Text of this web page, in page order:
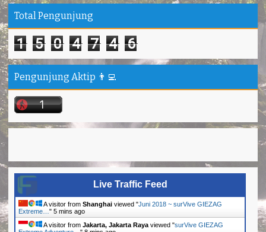
Total Pengunjung
1 5 0 4 7 4 6
Pengunjung Aktip 👨‍💻
Live Traffic Feed
A visitor from Shanghai viewed "Juni 2018 ~ surVive GIEZAG
Extreme… " 5 mins ago
A visitor from Jakarta, Jakarta Raya viewed "surVive GIEZAG